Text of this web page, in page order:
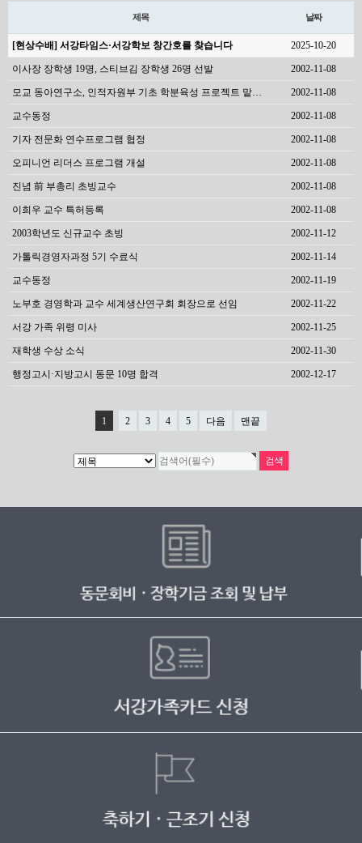
제목 날짜
[현상수배] 서강타임스·서강학보 창간호를 찾습니다 2025-10-20
이사장 장학생 19명, 스티브김 장학생 26명 선발 2002-11-08
모교 동아연구소, 인적자원부 기초 학분육성 프로젝트 맡… 2002-11-08
교수동정 2002-11-08
기자 전문화 연수프로그램 협정 2002-11-08
오피니언 리더스 프로그램 개설 2002-11-08
진념 前 부총리 초빙교수 2002-11-08
이희우 교수 특허등록 2002-11-08
2003학년도 신규교수 초빙 2002-11-12
가톨릭경영자과정 5기 수료식 2002-11-14
교수동정 2002-11-19
노부호 경영학과 교수 세계생산연구회 회장으로 선임 2002-11-22
서강 가족 위령 미사 2002-11-25
재학생 수상 소식 2002-11-30
행정고시·지방고시 동문 10명 합격 2002-12-17
1 2 3 4 5 다음 맨끝